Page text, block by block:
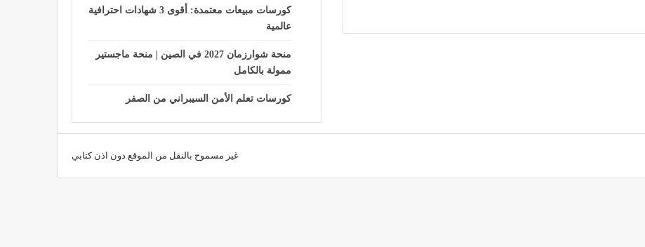
كورسات مبيعات معتمدة: أقوى 3 شهادات احترافية
عالمية
منحة شوارزمان 2027 في الصين | منحة ماجستير
ممولة بالكامل
كورسات تعلم الأمن السيبراني من الصفر
غير مسموح بالنقل من الموقع دون اذن كتابي